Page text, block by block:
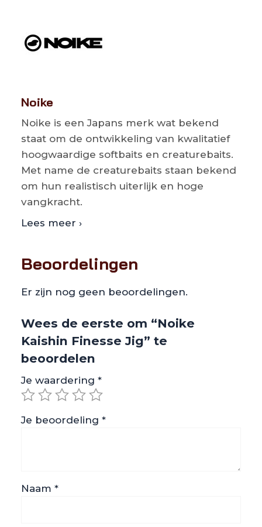
Noike
Noike is een Japans merk wat bekend
staat om de ontwikkeling van kwalitatief
hoogwaardige softbaits en creaturebaits.
Met name de creaturebaits staan bekend
om hun realistisch uiterlijk en hoge
vangkracht.
Lees meer ›
Beoordelingen
Er zijn nog geen beoordelingen.
Wees de eerste om “Noike
Kaishin Finesse Jig” te
beoordelen
Je waardering *
Je beoordeling *
Naam *